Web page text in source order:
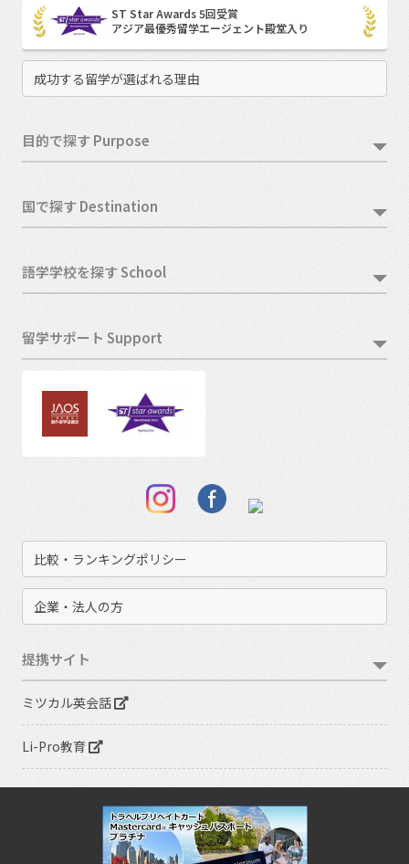
ST Star Awards 5回受賞
アジア最優秀留学エージェント殿堂入り
成功する留学が選ばれる理由
目的で探す Purpose
国で探す Destination
語学学校を探す School
留学サポート Support
比較・ランキングポリシー
企業・法人の方
提携サイト
ミツカル英会話
Li-Pro教育